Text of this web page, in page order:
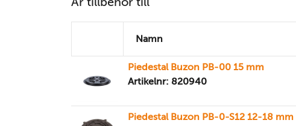
Namn
Piedestal Buzon PB-00 15 mm
Artikelnr: 820940
Piedestal Buzon PB-0-S12 12-18 mm